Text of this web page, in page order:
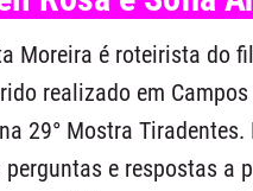
Moreira é roteirista do
realizado em
29° Mostra
perguntas e respostas a